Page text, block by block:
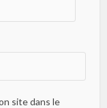
site dans le